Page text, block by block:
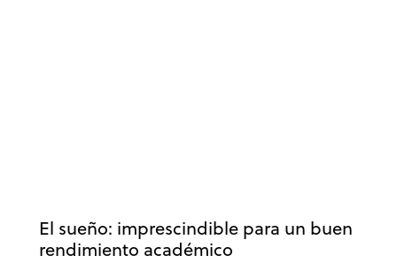
El sueño: imprescindible para un buen
rendimiento académico